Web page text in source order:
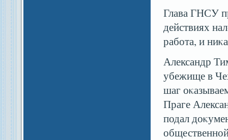
Глава ГНСУ
действиях
работа, и
Александр
убежище в
шаг
Праге
подал